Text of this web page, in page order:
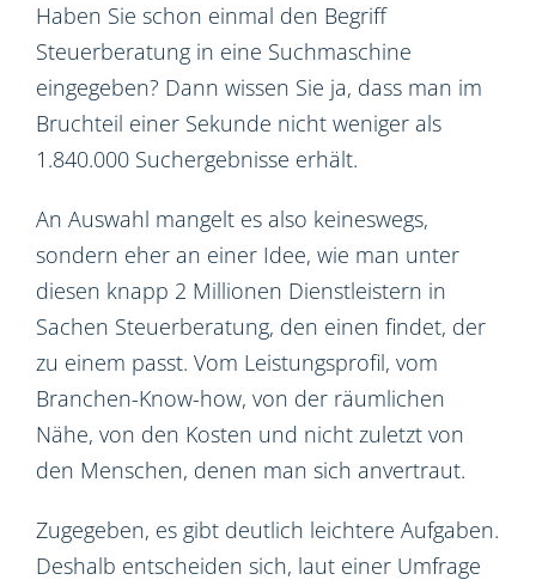
Haben Sie schon einmal den Begriff
Steuerberatung in eine Suchmaschine
eingegeben? Dann wissen Sie ja, dass man im
Bruchteil einer Sekunde nicht weniger als
1.840.000 Suchergebnisse erhält.
An Auswahl mangelt es also keineswegs,
sondern eher an einer Idee, wie man unter
diesen knapp 2 Millionen Dienstleistern in
Sachen Steuerberatung, den einen findet, der
zu einem passt. Vom Leistungsprofil, vom
Branchen-Know-how, von der räumlichen
Nähe, von den Kosten und nicht zuletzt von
den Menschen, denen man sich anvertraut.
Zugegeben, es gibt deutlich leichtere Aufgaben.
Deshalb entscheiden sich, laut einer Umfrage